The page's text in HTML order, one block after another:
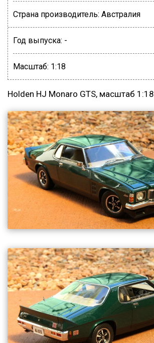
Страна производитель: Австралия
Год выпуска: -
Масштаб: 1:18
Holden HJ Monaro GTS, масштаб 1:18